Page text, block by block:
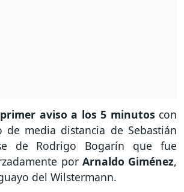
primer aviso a los 5 minutos con
de media distancia de Sebastián
de Rodrigo Bogarín que fue
por Arnaldo Giménez,
del Wilstermann.